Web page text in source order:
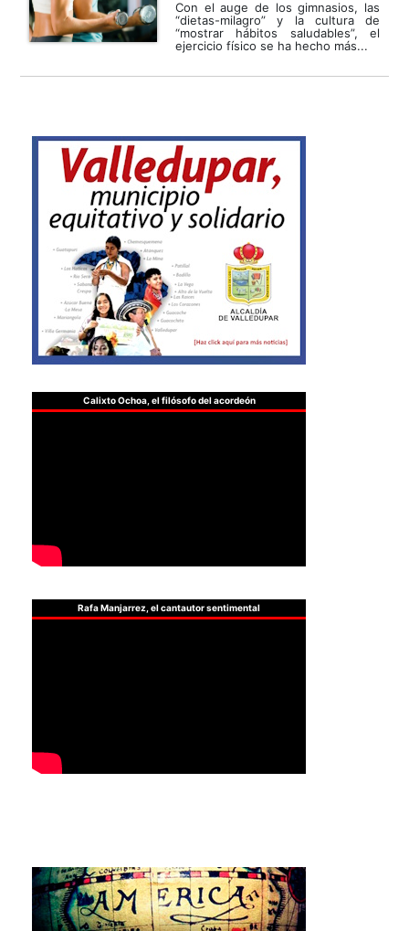
Con el auge de los gimnasios, las
“dietas-milagro” y la cultura de
“mostrar hábitos saludables”, el
ejercicio físico se ha hecho más...
Calixto Ochoa, el filósofo del acordeón
Rafa Manjarrez, el cantautor sentimental